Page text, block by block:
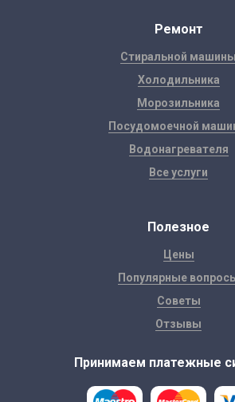
Ремонт
Стиральной машины
Холодильника
Морозильника
Посудомоечной
Водонагревателя
Все услуги
Полезное
Цены
Популярные
Советы
Отзывы
Принимаем платежные